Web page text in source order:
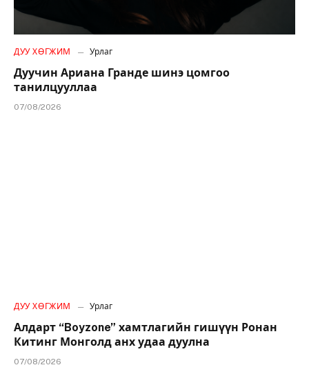
ДУУ ХӨГЖИМ Урлаг
Дуучин Ариана Гранде шинэ цомгоо
танилцууллаа
07/08/2026
ДУУ ХӨГЖИМ Урлаг
Алдарт “Boyzone” хамтлагийн гишүүн Ронан
Китинг Монголд анх удаа дуулна
07/08/2026